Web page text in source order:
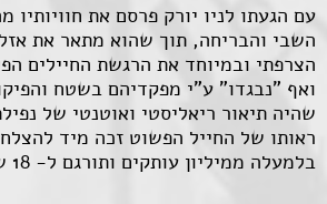
עם הגעתו לניו יורק פרסם את
השבי והבריחה, תוך שהוא מתאר את
הצרפתי ובמיוחד את הרגשת החיילים
ואף "נבגדו" ע"י מפקדיהם בשטח
שהיה תיאור ריאליסטי ואוטנטי של
ראותו של החייל הפשוט זכה מיד
בלמעלה ממיליון עותקים ותורגם ל- 18 שפות.